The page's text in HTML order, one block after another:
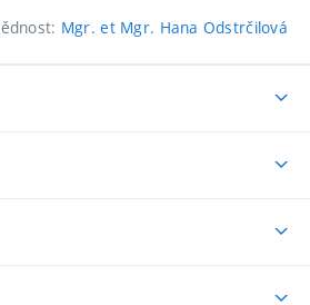
Mgr. et Mgr. Hana Odstrčilová